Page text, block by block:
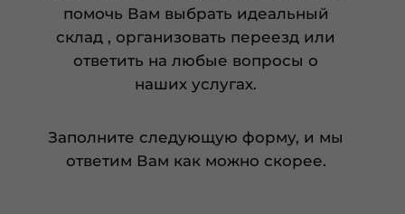
помочь Вам выбрать идеальный
склад , организовать переезд или
ответить на любые вопросы о
наших услугах.
Заполните следующую форму, и мы
ответим Вам как можно скорее.